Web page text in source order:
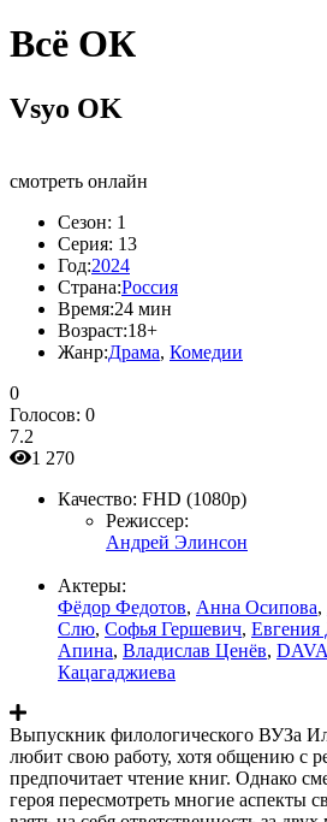
Всё ОК
Vsyo OK
смотреть онлайн
Сезон: 1
Серия: 13
Год:2024
Страна:Россия
Время:24 мин
Возраст:18+
Жанр:Драма, Комедии
0
Голосов: 0
7.2
1 270
Качество: FHD (1080p)
Режиссер:
Андрей Элинсон
Актеры:
Фёдор Федотов, Анна Осипова,
Слю, Софья Гершевич, Евгения
Апина, Владислав Ценёв, DAVA
Кацагаджиева
Выпускник филологического ВУЗа
любит свою работу, хотя общению с
предпочитает чтение книг. Однако
героя пересмотреть многие аспекты